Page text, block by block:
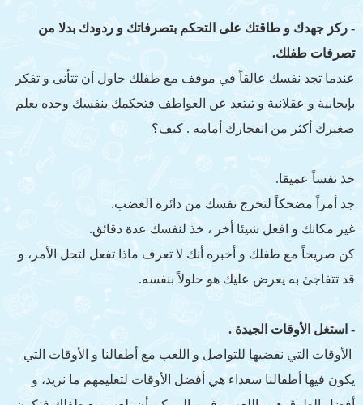
- ركز جهدك و طاقتك على التحكم بتصرفاتك و ردودك بدلا من
تصرفات طفلك.
عندما تجد نفسك عالقاً في موقف مع طفلك حاول أن تتأنى و تفكر
بإيجابية و عقلانية و تبتعد عن العواطف فتحكمك بنفسك وحده يعلم
صغيرك أكثر من انفجارك أمامه . كيف؟
خذ نفساً عميقا.
جد أمراً مضحكاً لتخرج نفسك من دائرة الغضب.
غير مكانك و افعل شيئا أخر ، خذ لنفسك عدة دقائق.
كن صريحاً مع طفلك و أخبره أنك لا تعرف ماذا تفعل لتحل الأمر، و
قد تتفاجئ به يعرض عليك هو حلولاً بنفسه.
- استغل الأوقات الجيدة .
الأوقات التي نقضيها للتواصل و اللعب مع أطفالنا و الأوقات التي
يكون فيها أطفالنا سعداء هي أفضل الأوقات لتعليمهم ما نريد، و